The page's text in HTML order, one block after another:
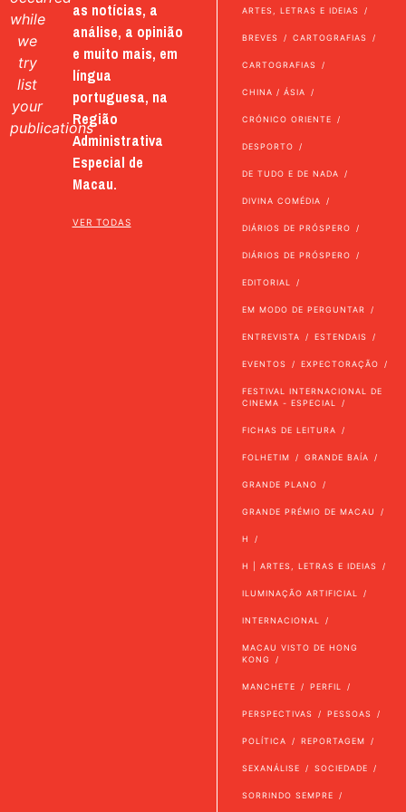
while
we
try
list
your
publications
as notícias, a
análise, a opinião
e muito mais, em
língua
portuguesa, na
Região
Administrativa
Especial de
Macau.
VER TODAS
ARTES, LETRAS E IDEIAS
BREVES CARTOGRAFIAS
CARTOGRAFIAS
CHINA / ÁSIA
CRÓNICO ORIENTE
DESPORTO
DE TUDO E DE NADA
DIVINA COMÉDIA
DIÁRIOS DE PRÓSPERO
DIÁRIOS DE PRÓSPERO
EDITORIAL
EM MODO DE PERGUNTAR
ENTREVISTA ESTENDAIS
EVENTOS EXPECTORAÇÃO
FESTIVAL INTERNACIONAL DE
CINEMA - ESPECIAL
FICHAS DE LEITURA
FOLHETIM GRANDE BAÍA
GRANDE PLANO
GRANDE PRÉMIO DE MACAU
H
H | ARTES, LETRAS E IDEIAS
ILUMINAÇÃO ARTIFICIAL
INTERNACIONAL
MACAU VISTO DE HONG
KONG
MANCHETE PERFIL
PERSPECTIVAS PESSOAS
POLÍTICA REPORTAGEM
SEXANÁLISE SOCIEDADE
SORRINDO SEMPRE